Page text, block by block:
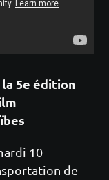
la 5e édition
10
de